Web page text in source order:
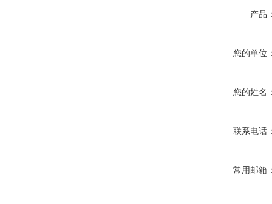
产品
您的单位
您的姓名
联系电话
常用邮箱